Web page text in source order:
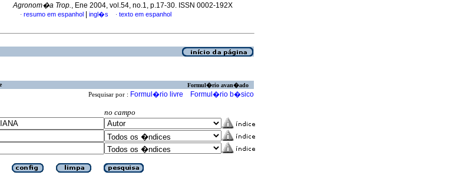
Agronom�a Trop., Ene 2004, vol.54, no.1, p.17-30. ISSN 0002-192X
· resumo em espanhol ingl�s · texto em espanhol
Formul�rio avan�ado
Pesquisar por : Formul�rio livre Formul�rio b�sico
no campo